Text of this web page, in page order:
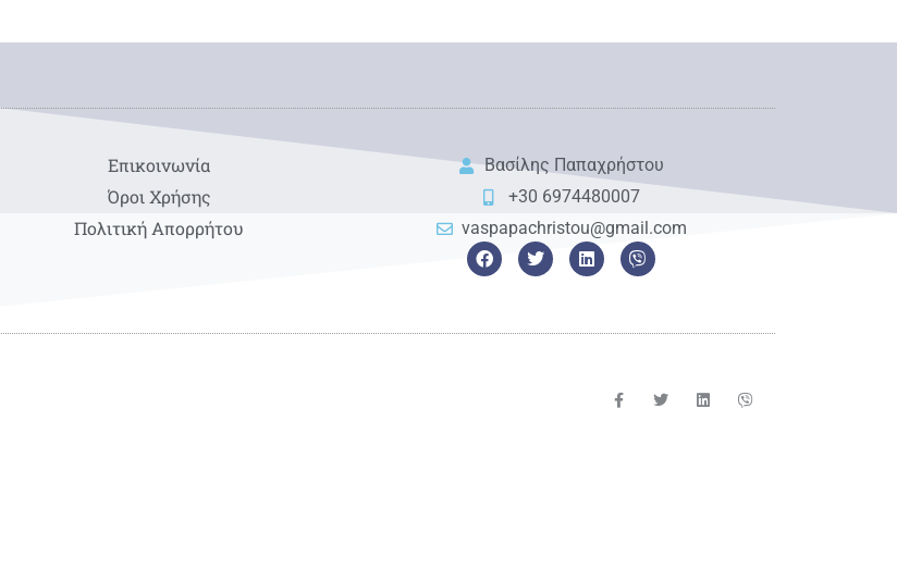
Eπικοινωνία
Όροι Χρήσης
Πολιτική Απορρήτου
Βασίλης Παπαχρήστου
+30 6974480007
vaspapachristou@gmail.com